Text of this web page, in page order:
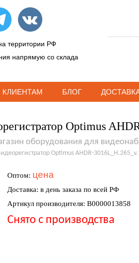
территории РФ
напрямую со склада
БЛОГ
Optimus
оборудования для
Optimus AHDR-
Оптом: цена
Доставка: в день заказа по всей РФ
Артикул производителя: В0000013858
Снято с производства